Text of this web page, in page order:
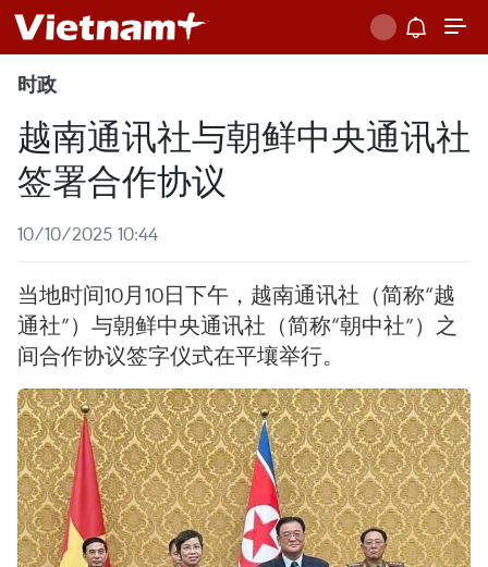
时政
越南通讯社与朝鲜中央通讯社
签署合作协议
10/10/2025 10:44
当地时间10月10日下午，越南通讯社（简称“越
通社”）与朝鲜中央通讯社（简称“朝中社”）之
间合作协议签字仪式在平壤举行。